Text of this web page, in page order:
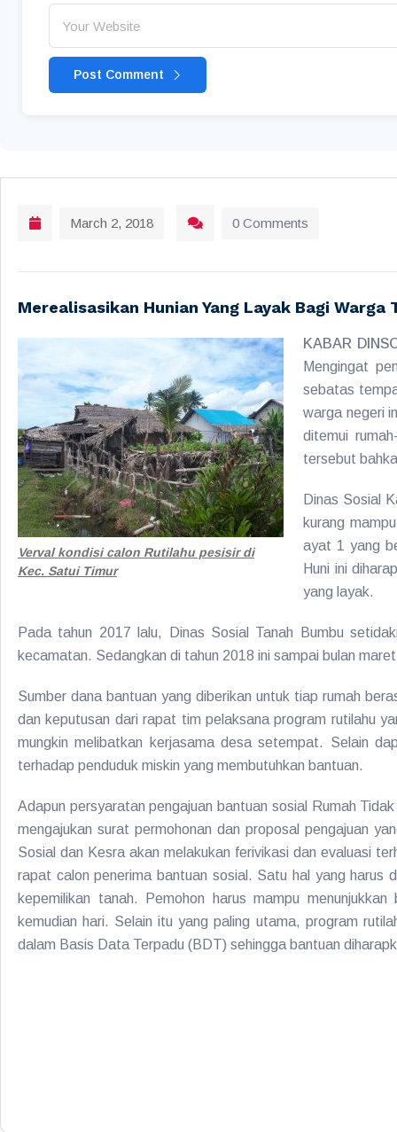
Post Comment
March 2, 2018 0 Comments
Merealisasikan Hunian Yang Layak Bagi Warga
Verval kondisi calon Rutilahu pesisir di
Kec. Satui Timur
KABAR
Mengingat
sebatas
warga negeri
ditemui
tersebut
Dinas Sosial
kurang
ayat 1 yang
Huni ini
yang layak.
Pada tahun 2017 lalu, Dinas Sosial Tanah Bumbu
kecamatan. Sedangkan di tahun 2018 ini sampai bulan
Sumber dana bantuan yang diberikan untuk tiap rumah
dan keputusan dari rapat tim pelaksana program rutilahu
mungkin melibatkan kerjasama desa setempat. Selain
terhadap penduduk miskin yang membutuhkan bantuan.
Adapun persyaratan pengajuan bantuan sosial Rumah
mengajukan surat permohonan dan proposal pengajuan
Sosial dan Kesra akan melakukan ferivikasi dan evaluasi
rapat calon penerima bantuan sosial. Satu hal yang harus
kepemilikan tanah. Pemohon harus mampu
kemudian hari. Selain itu yang paling utama, program
dalam Basis Data Terpadu (BDT) sehingga bantuan